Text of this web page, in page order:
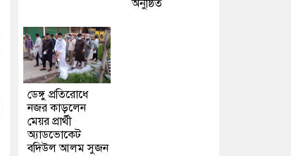
অনুষ্ঠিত
ডেঙ্গু প্রতিরোধে
নজর কাড়লেন
মেয়র প্রার্থী
অ্যাডভোকেট
বদিউল আলম সুজন